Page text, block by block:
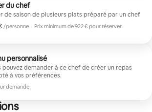
du chef
de saison de plusieurs plats préparé par un chef
/personne
par personne· Prix minimum de 922 € pour réserver
personnalisé
pouvez demander à ce chef de créer un repas
à vos préférences.
demande